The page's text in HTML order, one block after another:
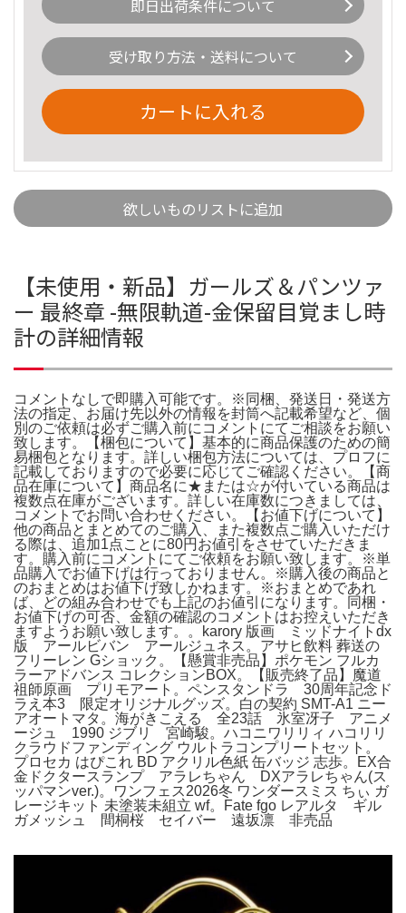
即日出荷条件について
受け取り方法・送料について
カートに入れる
欲しいものリストに追加
【未使用・新品】ガールズ＆パンツァ
ー 最終章 -無限軌道-金保留目覚まし時
計の詳細情報
コメントなしで即購入可能です。※同梱、発送日・発送方
法の指定、お届け先以外の情報を封筒へ記載希望など、個
別のご依頼は必ずご購入前にコメントにてご相談をお願い
致します。【梱包について】基本的に商品保護のための簡
易梱包となります。詳しい梱包方法については、プロフに
記載しておりますので必要に応じてご確認ください。【商
品在庫について】商品名に★または☆が付いている商品は
複数点在庫がございます。詳しい在庫数につきましては、
コメントでお問い合わせください。【お値下げについて】
他の商品とまとめてのご購入、また複数点ご購入いただけ
る際は、追加1点ことに80円お値引をさせていただきま
す。購入前にコメントにてご依頼をお願い致します。※単
品購入でお値下げは行っておりません。※購入後の商品と
のおまとめはお値下げ致しかねます。※おまとめであれ
ば、どの組み合わせでも上記のお値引になります。同梱・
お値下げの可否、金額の確認のコメントはお控えいただき
ますようお願い致します。。karory 版画 ミッドナイトdx
版 アールビバン アールジュネス。アサヒ飲料 葬送の
フリーレン Gショック。【懸賞非売品】ポケモン フルカ
ラーアドバンス コレクションBOX。【販売終了品】魔道
祖師原画 プリモアート。ペンスタンドラ 30周年記念ド
ラえ本3 限定オリジナルグッズ。白の契約 SMT-A1 ニー
アオートマタ。海がきこえる 全23話 氷室冴子 アニメ
ージュ 1990 ジブリ 宮崎駿。ハコニワリリィ ハコリリ
クラウドファンディング ウルトラコンプリートセット。
プロセカ はぴこれ BD アクリル色紙 缶バッジ 志歩。EX合
金ドクタースランプ アラレちゃん DXアラレちゃん(ス
ッパマンver.)。ワンフェス2026冬 ワンダースミス ちぃ ガ
レージキット 未塗装未組立 wf。Fate fgo レアルタ ギル
ガメッシュ 間桐桜 セイバー 遠坂凛 非売品